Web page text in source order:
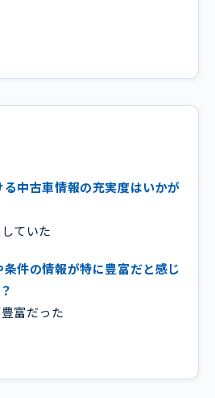
中古車情報の充実度はいかが
ていた
件の情報が特に豊富だと感じ
富だった